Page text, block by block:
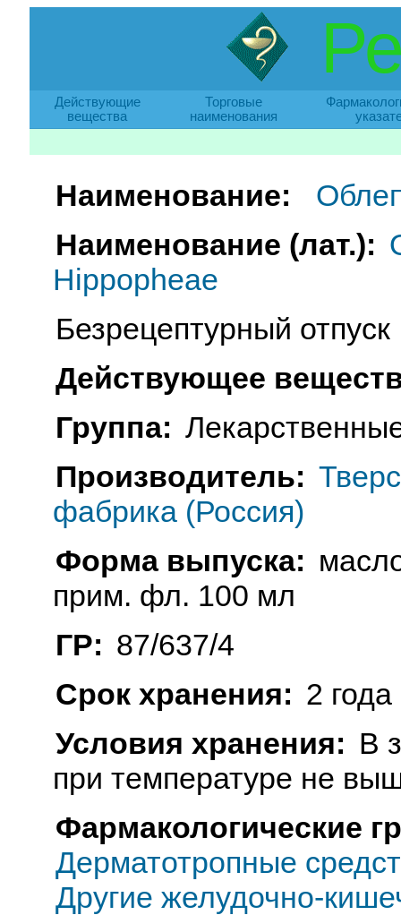
Действующие
вещества
Торговые
наименования
Наименование:
Наименование (лат.):
Hippopheae
Безрецептурный отпуск
Действующее
Группа:
Производитель:
фабрика (Россия)
Форма выпуска:
прим. фл. 100 мл
ГР: 87/637/4
Срок хранения: 2 года
Условия хранения: В
при температуре не
Фармакологические
Дерматотропные
Другие желудочно-